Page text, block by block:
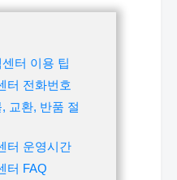
터 이용 팁
터 전화번호
교환, 반품 절
터 운영시간
터 FAQ